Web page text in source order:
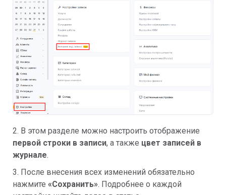
2. В этом разделе можно настроить отображение
первой строки в записи, а также цвет записей в
журнале.
3. После внесения всех изменений обязательно
нажмите «Сохранить». Подробнее о каждой